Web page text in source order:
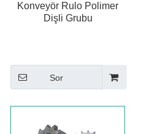
Konveyör Rulo Polimer
Dişli Grubu
Sor